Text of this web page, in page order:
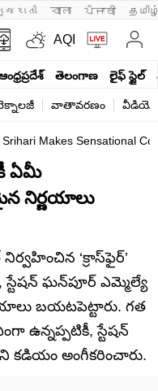
বাংলা ਪੰਜਾਬੀ
AQI
తెలంగాణ లైఫ్ స్టైల్
వాతావరణం
Srihari Makes Sensational
ఏమీ
నిర్ణయాలు
‘క్రాస్‌ఫైర్’
ఘన్‌పూర్ ఎమ్మెల్యే
బయటపెట్టారు. గత
ఉన్నప్పటికీ, స్టేషన్
అంగీకరించారు.